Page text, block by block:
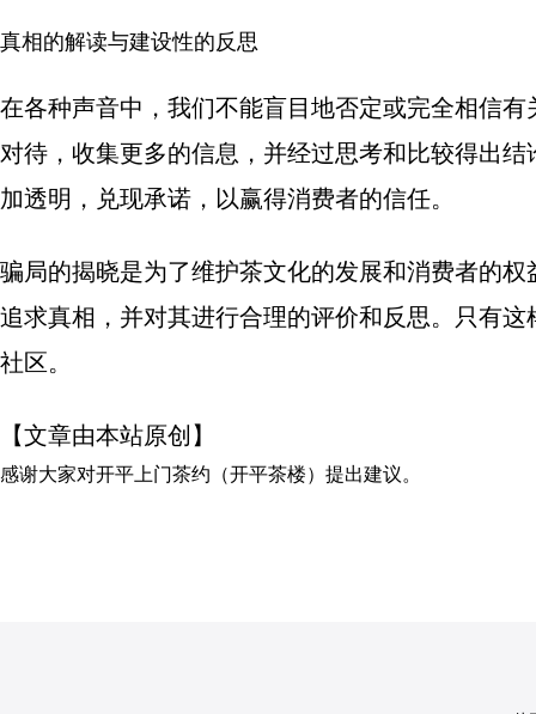
真相的解读与建设性的反思
在各种声音中，我们不能盲目地否定或完全相信
对待，收集更多的信息，并经过思考和比较得出
加透明，兑现承诺，以赢得消费者的信任。
骗局的揭晓是为了维护茶文化的发展和消费者的
追求真相，并对其进行合理的评价和反思。只有
社区。
【文章由本站原创】
感谢大家对开平上门茶约（开平茶楼） 提出建议。